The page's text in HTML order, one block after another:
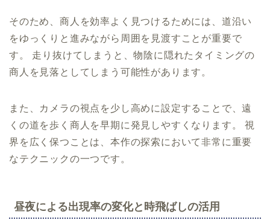
そのため、商人を効率よく見つけるためには、道沿い
をゆっくりと進みながら周囲を見渡すことが重要で
す。 走り抜けてしまうと、物陰に隠れたタイミングの
商人を見落としてしまう可能性があります。
また、カメラの視点を少し高めに設定することで、遠
くの道を歩く商人を早期に発見しやすくなります。 視
界を広く保つことは、本作の探索において非常に重要
なテクニックの一つです。
昼夜による出現率の変化と時飛ばしの活用